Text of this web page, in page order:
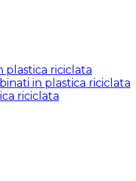
plastica riciclata
in plastica riciclata
riciclata